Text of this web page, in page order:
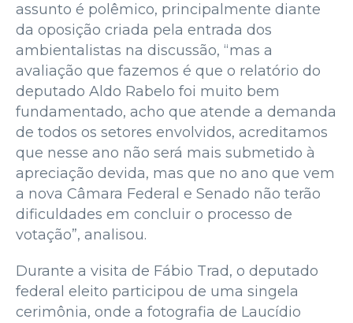
assunto é polêmico, principalmente diante
da oposição criada pela entrada dos
ambientalistas na discussão, “mas a
avaliação que fazemos é que o relatório do
deputado Aldo Rabelo foi muito bem
fundamentado, acho que atende a demanda
de todos os setores envolvidos, acreditamos
que nesse ano não será mais submetido à
apreciação devida, mas que no ano que vem
a nova Câmara Federal e Senado não terão
dificuldades em concluir o processo de
votação”, analisou.
Durante a visita de Fábio Trad, o deputado
federal eleito participou de uma singela
cerimônia, onde a fotografia de Laucídio